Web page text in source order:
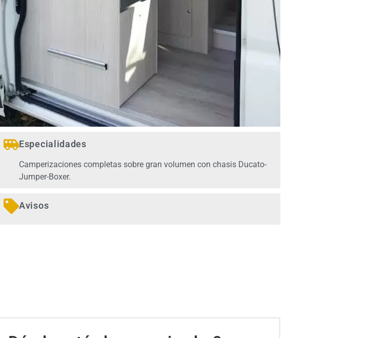
Especialidades
Camperizaciones completas sobre gran volumen con chasis Ducato-
Jumper-Boxer.
Avisos